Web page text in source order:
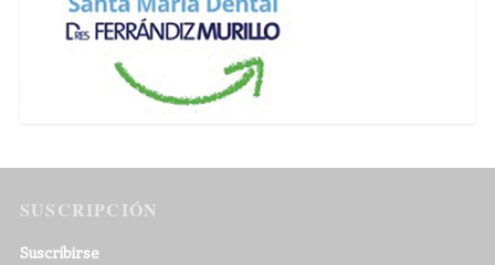
SUSCRIPCIÓN
Suscribirse